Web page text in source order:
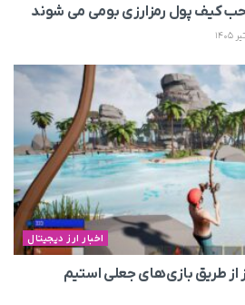
کیف پول رمزارزی بومی می‌ شوند
اخبار ارز دیجیتال
از طریق بازی‌های جعلی استیم